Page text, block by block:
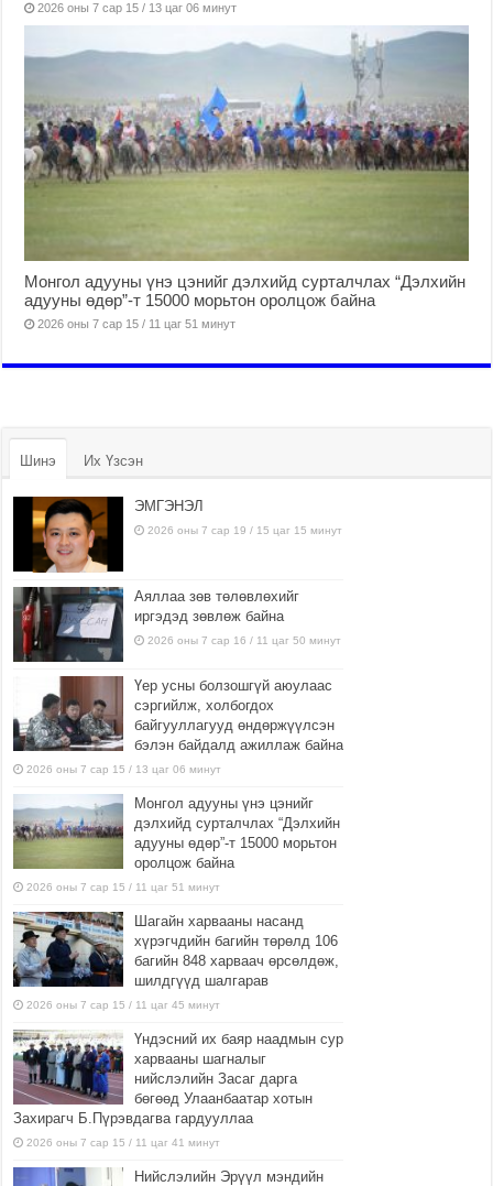
2026 оны 7 сар 15 / 13 цаг 06 минут
Монгол адууны үнэ цэнийг дэлхийд сурталчлах “Дэлхийн
адууны өдөр”-т 15000 морьтон оролцож байна
2026 оны 7 сар 15 / 11 цаг 51 минут
Шинэ Их Үзсэн
ЭМГЭНЭЛ
2026 оны 7 сар 19 / 15 цаг 15 минут
Аяллаа зөв төлөвлөхийг
иргэдэд зөвлөж байна
2026 оны 7 сар 16 / 11 цаг 50 минут
Үер усны болзошгүй аюулаас
сэргийлж, холбогдох
байгууллагууд өндөржүүлсэн
бэлэн байдалд ажиллаж байна
2026 оны 7 сар 15 / 13 цаг 06 минут
Монгол адууны үнэ цэнийг
дэлхийд сурталчлах “Дэлхийн
адууны өдөр”-т 15000 морьтон
оролцож байна
2026 оны 7 сар 15 / 11 цаг 51 минут
Шагайн харвааны насанд
хүрэгчдийн багийн төрөлд 106
багийн 848 харваач өрсөлдөж,
шилдгүүд шалгарав
2026 оны 7 сар 15 / 11 цаг 45 минут
Үндэсний их баяр наадмын сур
харвааны шагналыг
нийслэлийн Засаг дарга
бөгөөд Улаанбаатар хотын
Захирагч Б.Пүрэвдагва гардууллаа
2026 оны 7 сар 15 / 11 цаг 41 минут
Нийслэлийн Эрүүл мэндийн